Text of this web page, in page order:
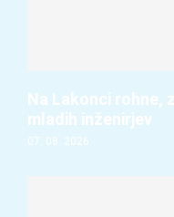
Na Lakonci rohne,
mladih inženirjev
07. 08. 2026